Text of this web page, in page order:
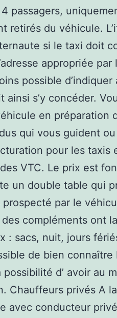
passagers,
retirés du véhicule.
si le taxi doit
appropriée
possible
ainsi s’y concéder.
en préparation
qui vous guident
pour les
VTC. Le prix est
un double table qui
par le
compléments ont
: sacs, nuit, jours
de bien
possibilité d’ avoir au
Chauffeurs privés A
avec conducteur